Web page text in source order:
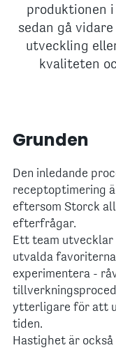
produktionen
sedan gå
utveckling
kvaliteten
Grunden
Den inledande
receptoptimering
eftersom Storck
efterfrågar.
Ett team
utvalda
experimentera -
ytterligare för att
tiden.
Hastighet är